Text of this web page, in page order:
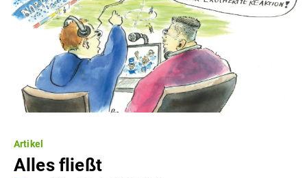
Artikel
Alles fließt